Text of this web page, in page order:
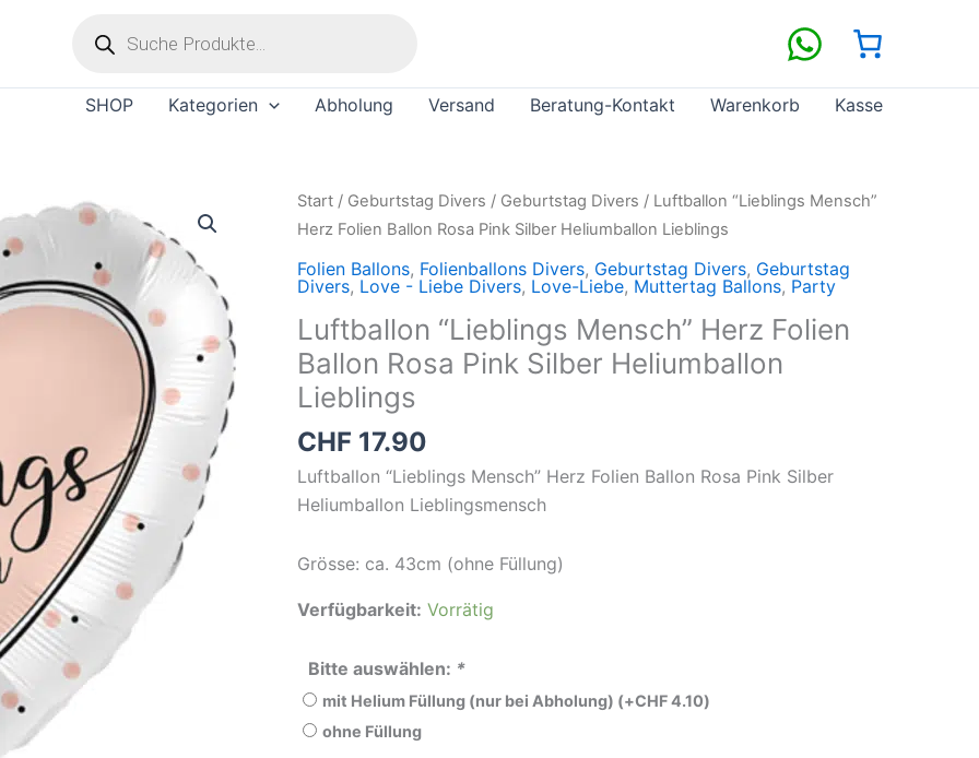
SHOP Kategorien Abholung Versand Beratung-Kontakt Warenkorb Kasse
Start / Geburtstag Divers / Geburtstag Divers / Luftballon “Lieblings Mensch”
Herz Folien Ballon Rosa Pink Silber Heliumballon Lieblings
Folien Ballons, Folienballons Divers, Geburtstag Divers, Geburtstag
Divers, Love - Liebe Divers, Love-Liebe, Muttertag Ballons, Party
Luftballon “Lieblings Mensch” Herz Folien
Ballon Rosa Pink Silber Heliumballon
Lieblings
CHF 17.90
Luftballon “Lieblings Mensch” Herz Folien Ballon Rosa Pink Silber
Heliumballon Lieblingsmensch
Grösse: ca. 43cm (ohne Füllung)
Verfügbarkeit: Vorrätig
Bitte auswählen: *
mit Helium Füllung (nur bei Abholung) (+CHF4.10)
ohne Füllung
Luftballon
“Lieblings
Mensch”
Herz
Folien
Ballon
Rosa
Pink
Silber
Heliumballon
Lieblings
Menge